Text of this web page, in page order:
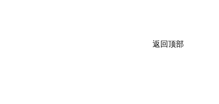
返回顶部